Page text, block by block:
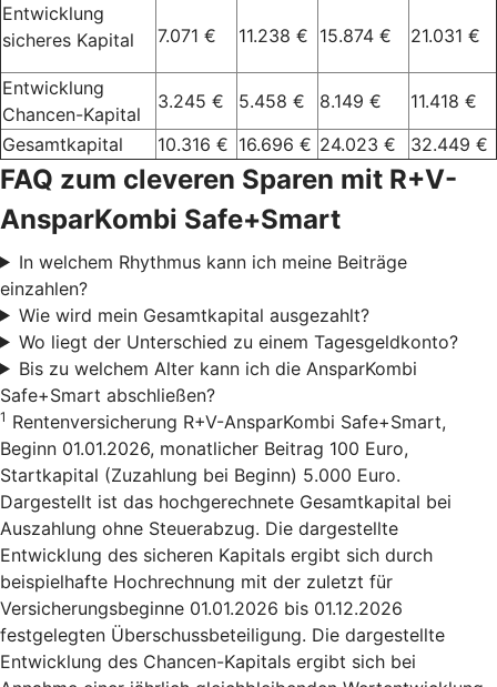
Entwicklung
sicheres Kapital
7.071 € 11.238 € 15.874 € 21.031 €
Entwicklung
Chancen-Kapital
3.245 € 5.458 € 8.149 €
11.418 €
Gesamtkapital
10.316 € 16.696 € 24.023 € 32.449 €
FAQ zum cleveren Sparen mit R+V-
AnsparKombi Safe+Smart
In welchem Rhythmus kann ich meine Beiträge
einzahlen?
Wie wird mein Gesamtkapital ausgezahlt?
Wo liegt der Unterschied zu einem Tagesgeldkonto?
Bis zu welchem Alter kann ich die AnsparKombi
Safe+Smart abschließen?
1 Rentenversicherung R+V-AnsparKombi Safe+Smart,
Beginn 01.01.2026, monatlicher Beitrag 100 Euro,
Startkapital (Zuzahlung bei Beginn) 5.000 Euro.
Dargestellt ist das hochgerechnete Gesamtkapital bei
Auszahlung ohne Steuerabzug. Die dargestellte
Entwicklung des sicheren Kapitals ergibt sich durch
beispielhafte Hochrechnung mit der zuletzt für
Versicherungsbeginne 01.01.2026 bis 01.12.2026
festgelegten Überschussbeteiligung. Die dargestellte
Entwicklung des Chancen-Kapitals ergibt sich bei